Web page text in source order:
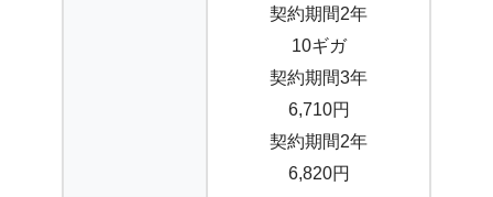
契約期間2年
10ギガ
契約期間3年
6,710円
契約期間2年
6,820円